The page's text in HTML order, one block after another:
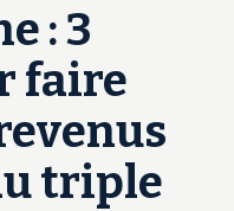
: 3
faire
triple